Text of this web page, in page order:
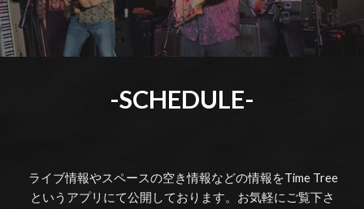
-SCHEDULE-
ライブ情報やスペースの空き情報などの情報をTime Tree
というアプリにて公開しております。お気軽にご覧下さ